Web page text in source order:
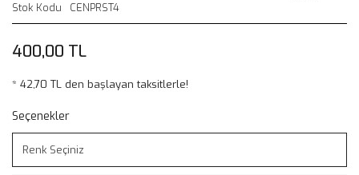
Stok Kodu CENPRST4
400,00 TL
* 42,70 TL den başlayan taksitlerle!
Seçenekler